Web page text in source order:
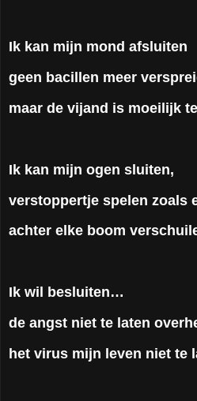
Ik kan mijn mond afsluiten
geen bacillen meer
maar de vijand is moeilijk
Ik kan mijn ogen sluiten,
verstoppertje spelen zoals
achter elke boom
Ik wil besluiten…
de angst niet te laten
het virus mijn leven niet te